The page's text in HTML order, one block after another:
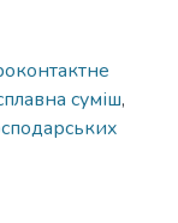
суміш,